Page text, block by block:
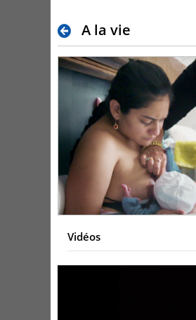
A la vie
Vidéos